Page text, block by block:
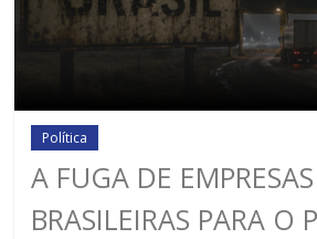
Política
A FUGA DE EMPRESAS
BRASILEIRAS PARA O